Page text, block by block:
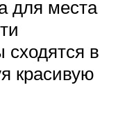
для места
сходятся в
красивую